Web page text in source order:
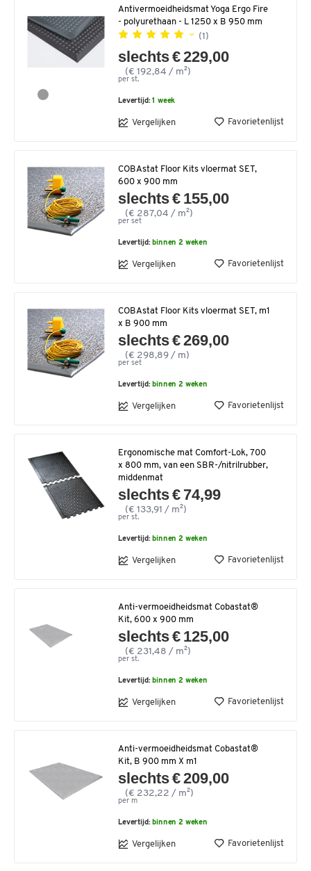
Antivermoeidheidsmat Yoga Ergo Fire
- polyurethaan - L 1250 x B 950 mm
(1)
slechts € 229,00
(€ 192,84 / m²)
per st.
Levertijd:1 week
Vergelijken Favorietenlijst
COBAstat Floor Kits vloermat SET,
600 x 900 mm
slechts € 155,00
(€ 287,04 / m²)
per set
Levertijd:binnen 2 weken
Vergelijken Favorietenlijst
COBAstat Floor Kits vloermat SET, m1
x B 900 mm
slechts € 269,00
(€ 298,89 / m)
per set
Levertijd:binnen 2 weken
Vergelijken Favorietenlijst
Ergonomische mat Comfort-Lok, 700
x 800 mm, van een SBR-/nitrilrubber,
middenmat
slechts € 74,99
(€ 133,91 / m²)
per st.
Levertijd:binnen 2 weken
Vergelijken Favorietenlijst
Anti-vermoeidheidsmat Cobastat®
Kit, 600 x 900 mm
slechts € 125,00
(€ 231,48 / m²)
per st.
Levertijd:binnen 2 weken
Vergelijken Favorietenlijst
Anti-vermoeidheidsmat Cobastat®
Kit, B 900 mm X m1
slechts € 209,00
(€ 232,22 / m²)
per m
Levertijd:binnen 2 weken
Vergelijken Favorietenlijst